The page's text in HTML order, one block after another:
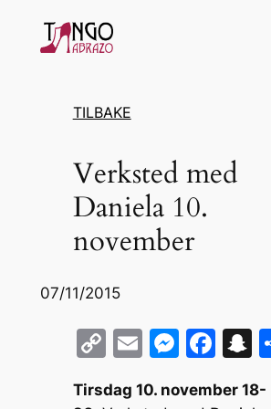
Hopp
TILBAKE
Verksted med
Daniela 10.
november
07/11/2015
C
p
E
ai
M
s
F
c
S
a
Tirsdag 10. november 18-